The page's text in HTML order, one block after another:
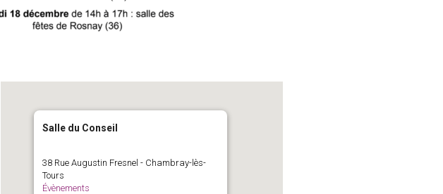
Salle du Conseil
38 Rue Augustin Fresnel - Chambray-lès-
Tours
Évènements